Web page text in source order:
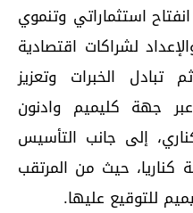
استثماراتي وتنموي
لشراكات اقتصادية
تبادل الخبرات وتعزيز
عبر جهة كليميم وادنون
إلى جانب التأسيس
حيث من المرتقب
للتوقيع عليها.